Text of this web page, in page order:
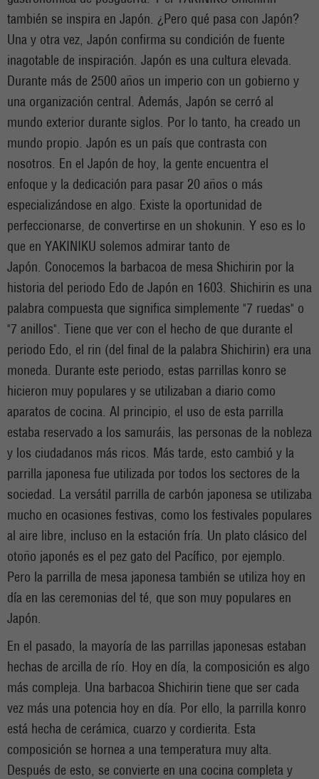
también se inspira en Japón. ¿Pero qué pasa con Japón?
Una y otra vez, Japón confirma su condición de fuente
inagotable de inspiración. Japón es una cultura elevada.
Durante más de 2500 años un imperio con un gobierno y
una organización central. Además, Japón se cerró al
mundo exterior durante siglos. Por lo tanto, ha creado un
mundo propio. Japón es un país que contrasta con
nosotros. En el Japón de hoy, la gente encuentra el
enfoque y la dedicación para pasar 20 años o más
especializándose en algo. Existe la oportunidad de
perfeccionarse, de convertirse en un shokunin. Y eso es lo
que en YAKINIKU solemos admirar tanto de
Japón. Conocemos la barbacoa de mesa Shichirin por la
historia del periodo Edo de Japón en 1603. Shichirin es una
palabra compuesta que significa simplemente "7 ruedas" o
"7 anillos". Tiene que ver con el hecho de que durante el
periodo Edo, el rin (del final de la palabra Shichirin) era una
moneda. Durante este periodo, estas parrillas konro se
hicieron muy populares y se utilizaban a diario como
aparatos de cocina. Al principio, el uso de esta parrilla
estaba reservado a los samuráis, las personas de la nobleza
y los ciudadanos más ricos. Más tarde, esto cambió y la
parrilla japonesa fue utilizada por todos los sectores de la
sociedad. La versátil parrilla de carbón japonesa se utilizaba
mucho en ocasiones festivas, como los festivales populares
al aire libre, incluso en la estación fría. Un plato clásico del
otoño japonés es el pez gato del Pacífico, por ejemplo.
Pero la parrilla de mesa japonesa también se utiliza hoy en
día en las ceremonias del té, que son muy populares en
Japón.
En el pasado, la mayoría de las parrillas japonesas estaban
hechas de arcilla de río. Hoy en día, la composición es algo
más compleja. Una barbacoa Shichirin tiene que ser cada
vez más una potencia hoy en día. Por ello, la parrilla konro
está hecha de cerámica, cuarzo y cordierita. Esta
composición se hornea a una temperatura muy alta.
Después de esto, se convierte en una cocina completa y